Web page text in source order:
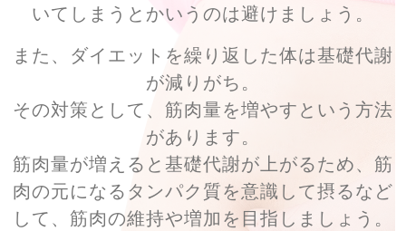
いてしまうとかいうのは避けましょう。
また、ダイエットを繰り返した体は基礎代謝
が減りがち。
その対策として、筋肉量を増やすという方法
があります。
筋肉量が増えると基礎代謝が上がるため、筋
肉の元になるタンパク質を意識して摂るなど
して、筋肉の維持や増加を目指しましょう。